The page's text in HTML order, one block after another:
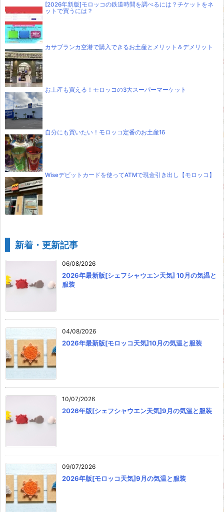
[2026年新版]モロッコの鉄道時間を調べるには？チケットをネ
ットで買うには？
カサブランカ空港で購入できるお土産とメリット＆デメリット
お土産も買える！モロッコの3大スーパーマーケット
自分にも買いたい！モロッコ定番のお土産16
Wiseデビットカードを使ってATMで現金引き出し【モロッコ】
新着・更新記事
06/08/2026
2026年最新版[シェフシャウエン天気] 10月の気温と
服装
04/08/2026
2026年最新版[モロッコ天気]10月の気温と服装
10/07/2026
2026年版[シェフシャウエン天気]9月の気温と服装
09/07/2026
2026年版[モロッコ天気]9月の気温と服装